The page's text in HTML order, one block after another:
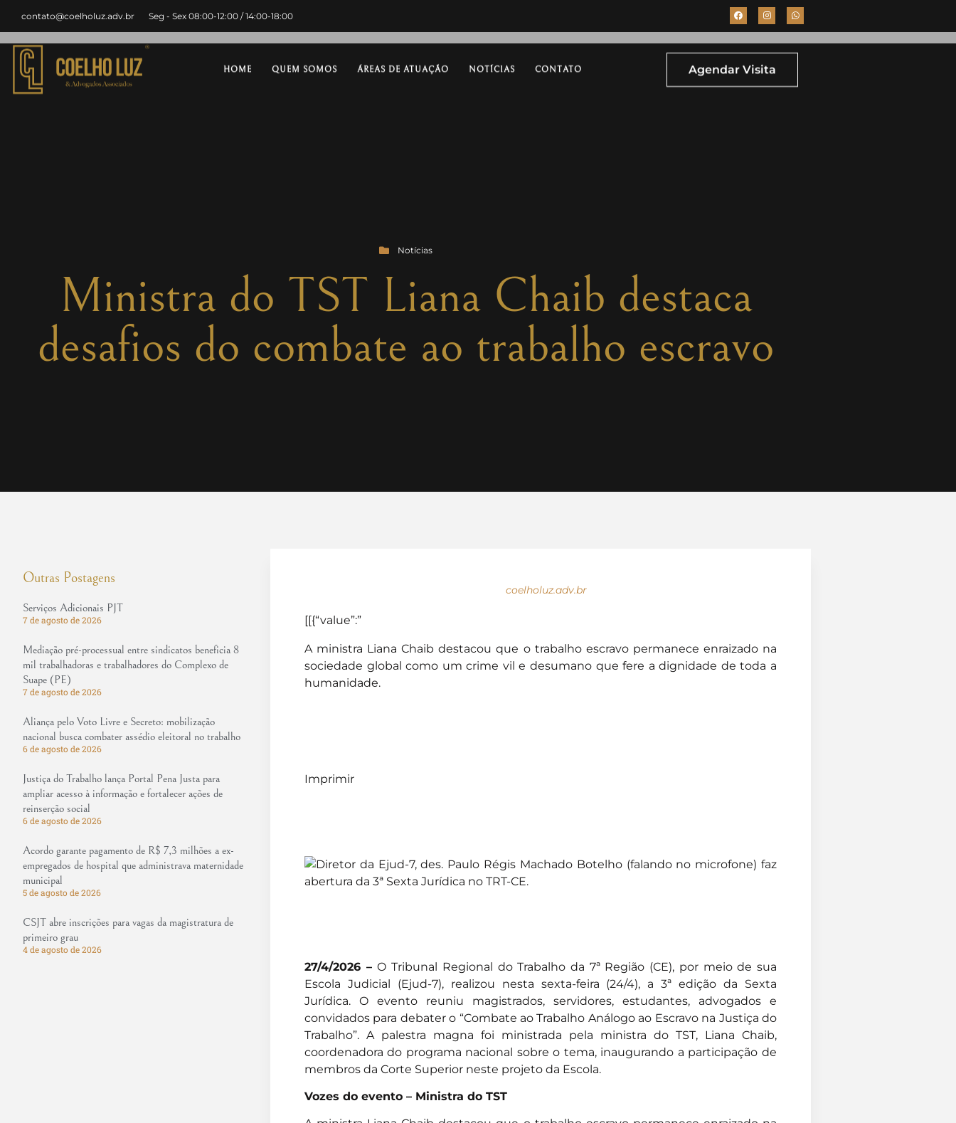
contato@coelholuz.adv.br Seg - Sex 08:00-12:00 / 14:00-18:00
HOME QUEM SOMOS ÁREAS DE ATUAÇÃO NOTÍCIAS CONTATO Agendar Visita
Notícias
Ministra do TST Liana Chaib destaca
desafios do combate ao trabalho escravo
Outras Postagens
Serviços Adicionais PJT
7 de agosto de 2026
Mediação pré-processual entre sindicatos beneficia 8
mil trabalhadoras e trabalhadores do Complexo de
Suape (PE)
7 de agosto de 2026
Aliança pelo Voto Livre e Secreto: mobilização
nacional busca combater assédio eleitoral no trabalho
6 de agosto de 2026
Justiça do Trabalho lança Portal Pena Justa para
ampliar acesso à informação e fortalecer ações de
reinserção social
6 de agosto de 2026
Acordo garante pagamento de R$ 7,3 milhões a ex-
empregados de hospital que administrava maternidade
municipal
5 de agosto de 2026
CSJT abre inscrições para vagas da magistratura de
primeiro grau
4 de agosto de 2026
coelholuz.adv.br
[[{“value”:”
A ministra Liana Chaib destacou que o trabalho escravo permanece enraizado na
sociedade global como um crime vil e desumano que fere a dignidade de toda a
humanidade.
Imprimir
27/4/2026 –O Tribunal Regional do Trabalho da 7ª Região (CE), por meio de sua
Escola Judicial (Ejud-7), realizou nesta sexta-feira (24/4), a 3ª edição da Sexta
Jurídica. O evento reuniu magistrados, servidores, estudantes, advogados e
convidados para debater o “Combate ao Trabalho Análogo ao Escravo na Justiça do
Trabalho”. A palestra magna foi ministrada pela ministra do TST, Liana Chaib,
coordenadora do programa nacional sobre o tema, inaugurando a participação de
membros da Corte Superior neste projeto da Escola.
Vozes do evento – Ministra do TST